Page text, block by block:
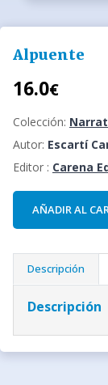
Alpuente
16.0€
Colección:
Autor: Escartí
Editor : Carena
AÑADIR AL
Descripción
Descripción